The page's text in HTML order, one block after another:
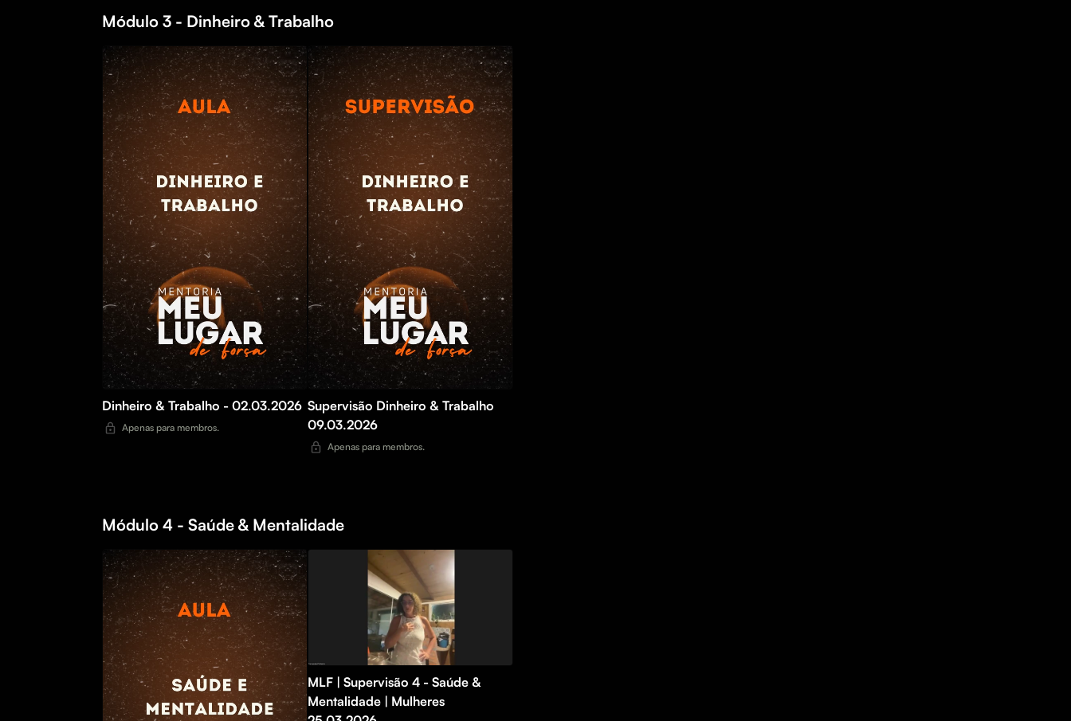
Módulo 3 - Dinheiro & Trabalho
Dinheiro & Trabalho - 02.03.2026
Apenas para membros.
Supervisão Dinheiro & Trabalho
09.03.2026
Apenas para membros.
Módulo 4 - Saúde & Mentalidade
MLF | Supervisão 4 - Saúde &
Mentalidade | Mulheres